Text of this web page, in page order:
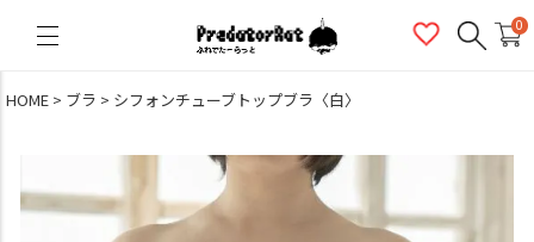
0
HOME ブラ シフォンチューブトップブラ〈白〉